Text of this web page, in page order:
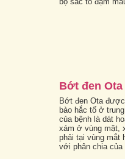
Bớt đen Ota
Bớt đen Ota
bào hắc tố ở
của bệnh là dát
xám ở vùng mặt,
phải tại vùng mắt
với phân chia của